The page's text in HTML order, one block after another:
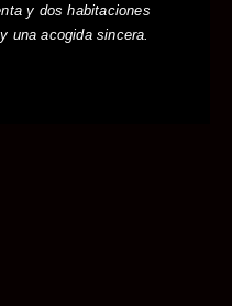
y dos habitaciones
una acogida sincera.